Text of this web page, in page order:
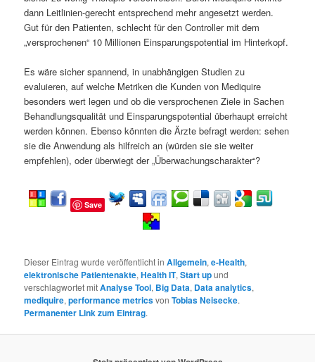
dann Leitlinien-gerecht entsprechend mehr angesetzt werden.
Gut für den Patienten, schlecht für den Controller mit dem
„versprochenen“ 10 Millionen Einsparungspotential im Hinterkopf.
Es wäre sicher spannend, in unabhängigen Studien zu
evaluieren, auf welche Metriken die Kunden von Mediquire
besonders wert legen und ob die versprochenen Ziele in Sachen
Behandlungsqualität und Einsparungspotential überhaupt erreicht
werden können. Ebenso könnten die Ärzte befragt werden: sehen
sie die Anwendung als hilfreich an (würden sie sie weiter
empfehlen), oder überwiegt der „Überwachungscharakter“?
Save
Dieser Eintrag wurde veröffentlicht inAllgemein,e-Health,
elektronische Patientenakte,Health IT,Start upund
verschlagwortet mitAnalyse Tool, Big Data, Data analytics,
mediquire,performance metricsvonTobias Neisecke.
Permanenter Link zum Eintrag.